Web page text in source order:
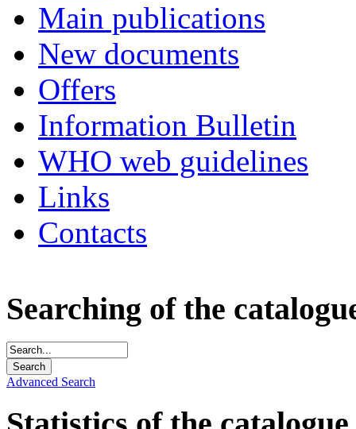
Main publications
New documents
Offers
Information Bulletin
WHO web guidelines
Links
Contacts
Searching of the
Advanced Search